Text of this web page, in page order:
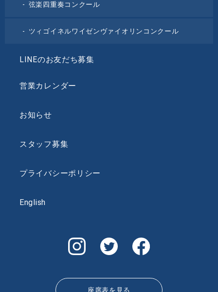
弦楽四重奏コンクール
ツィゴイネルワイゼンヴァイオリンコンクール
LINEのお友だち募集
営業カレンダー
お知らせ
スタッフ募集
プライバシーポリシー
English
座席表を見る